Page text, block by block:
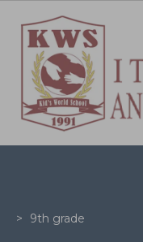
> 9th grade